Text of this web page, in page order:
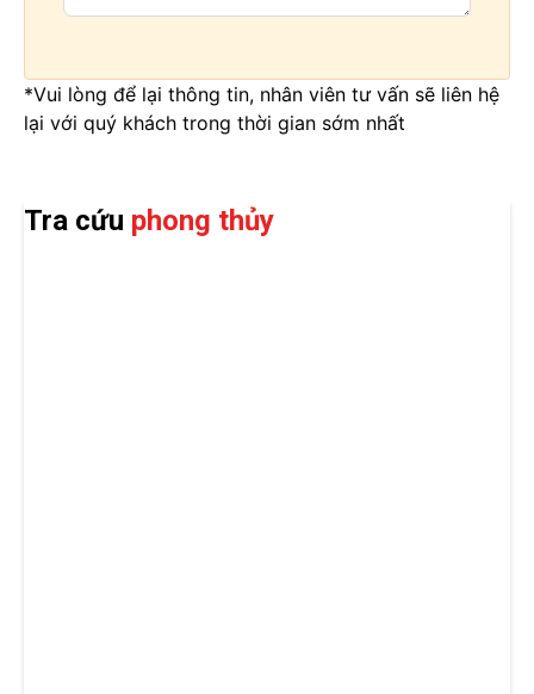
*Vui lòng để lại thông tin, nhân viên tư vấn sẽ liên hệ
lại với quý khách trong thời gian sớm nhất
Tra cứu phong thủy